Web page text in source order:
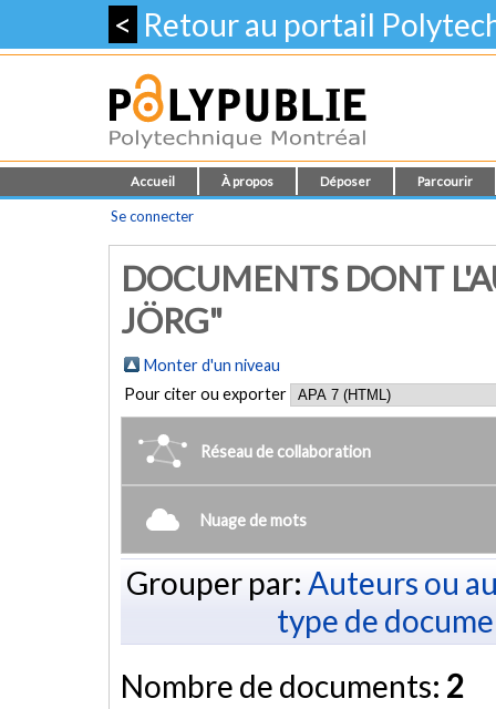
< Retour au portail
Accueil À propos Déposer Parcourir
Se connecter
DOCUMENTS DONT
JÖRG"
Monter d'un niveau
Pour citer ou exporter
Réseau de collaboration
Nuage de mots
Grouper par: Auteurs ou
type de
Nombre de documents: 2